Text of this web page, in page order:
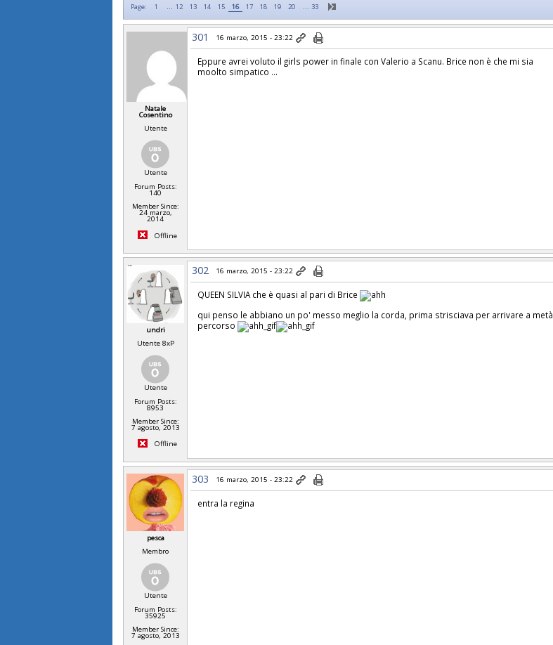
Page: 1 ... 12 13 14 15 16 17 18 19 20 … 33
Natale
Cosentino
Utente
Utente
Forum Posts:
140
Member Since:
24 marzo,
2014
Offline
301 16 marzo, 2015 - 23:22
Eppure avrei voluto il girls power in finale con Valerio a Scanu. Brice non è che mi sia
moolto simpatico ...
undri
Utente 8xP
Utente
Forum Posts:
8953
Member Since:
7 agosto, 2013
Offline
302 16 marzo, 2015 - 23:22
QUEEN SILVIA che è quasi al pari di Brice
qui penso le abbiano un po' messo meglio la corda, prima strisciava per arrivare a metà
percorso
pesca
Membro
Utente
Forum Posts:
35925
Member Since:
7 agosto, 2013
303 16 marzo, 2015 - 23:22
entra la regina